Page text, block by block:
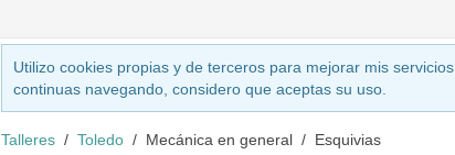
Utilizo cookies propias y de terceros para mejorar mis
continuas navegando, considero que aceptas su uso.
Talleres Toledo Mecánica en general Esquivias